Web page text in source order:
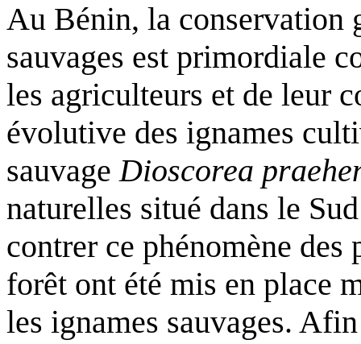
Au Bénin, la conservation
sauvages est primordiale
les agriculteurs et de leur
évolutive des ignames
sauvageDioscorea
naturelles situé dans le
contrer ce phénomène
forêt ont été mis en place
les ignames sauvages.